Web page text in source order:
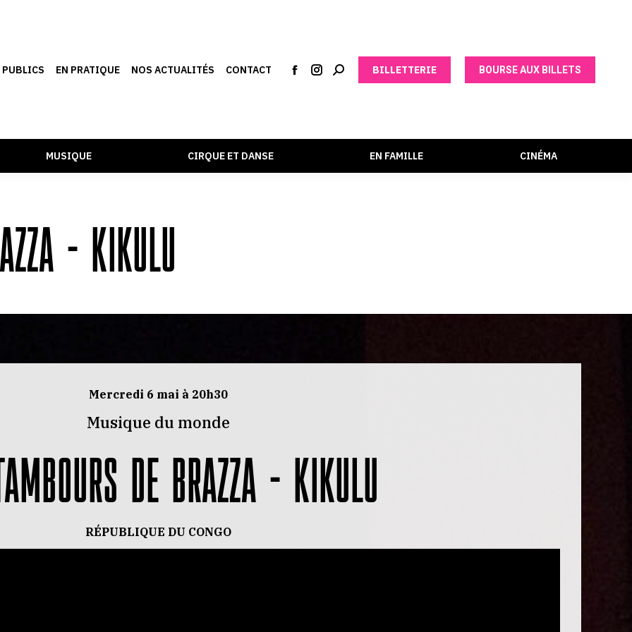
PUBLICS EN PRATIQUE NOS ACTUALITÉS CONTACT BILLETTERIE BOURSE AUX BILLETS
MUSIQUE CIRQUE ET DANSE EN FAMILLE CINÉMA
– KIKULU
Mercredi 6 mai à 20h30
Musique du monde
DE BRAZZA – KIKULU
RÉPUBLIQUE DU CONGO